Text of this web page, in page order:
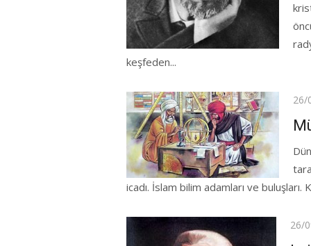
keşfeden...
26/
icadı. İslam bilim adamları ve buluşları.
26/